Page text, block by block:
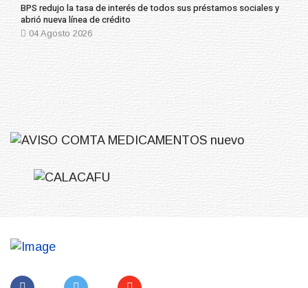
BPS redujo la tasa de interés de todos sus préstamos sociales y
abrió nueva línea de crédito
04 Agosto 2026